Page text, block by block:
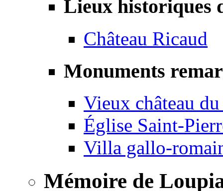
Lieux historiques
Château Ricaud
Monuments
Vieux château
Église Saint-
Villa gallo-
Mémoire de